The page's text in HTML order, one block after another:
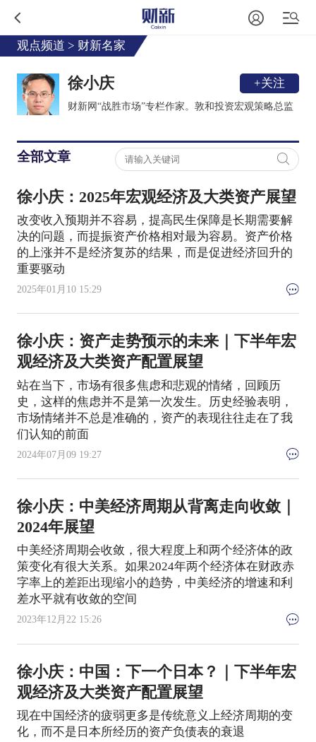
观点频道 > 财新名家
徐小庆 +关注
财新网“战胜市场”专栏作家。敦和投资宏观策略总监
全部文章
徐小庆：2025年宏观经济及大类资产展望
改变收入预期并不容易，提高民生保障是长期需要解
决的问题，而提振资产价格相对最为容易。资产价格
的上涨并不是经济复苏的结果，而是促进经济回升的
重要驱动
2025年01月10 15:29
徐小庆：资产走势预示的未来｜下半年宏
观经济及大类资产配置展望
站在当下，市场有很多焦虑和悲观的情绪，回顾历
史，这样的焦虑并不是第一次发生。历史经验表明，
市场情绪并不总是准确的，资产的表现往往走在了我
们认知的前面
2024年07月09 19:27
徐小庆：中美经济周期从背离走向收敛｜
2024年展望
中美经济周期会收敛，很大程度上和两个经济体的政
策变化有很大关系。如果2024年两个经济体在财政赤
字率上的差距出现缩小的趋势，中美经济的增速和利
差水平就有收敛的空间
2023年12月22 15:26
徐小庆：中国：下一个日本？｜下半年宏
观经济及大类资产配置展望
现在中国经济的疲弱更多是传统意义上经济周期的变
化，而不是日本所经历的资产负债表的衰退